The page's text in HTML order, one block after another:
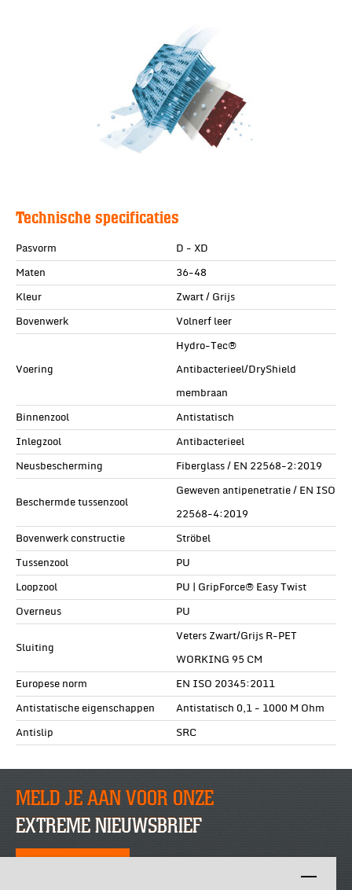
Technische specificaties
Pasvorm
D - XD
Maten
36-48
Kleur
Zwart / Grijs
Bovenwerk
Volnerf leer
Voering
Hydro-Tec®
Antibacterieel/DryShield
membraan
Binnenzool
Antistatisch
Inlegzool
Antibacterieel
Neusbescherming
Fiberglass / EN 22568-2:2019
Beschermde tussenzool
Geweven antipenetratie / EN ISO
22568-4:2019
Bovenwerk constructie
Ströbel
Tussenzool
PU
Loopzool
PU | GripForce® Easy Twist
Overneus
PU
Sluiting
Veters Zwart/Grijs R-PET
WORKING 95 CM
Europese norm
EN ISO 20345:2011
Antistatische eigenschappen
Antistatisch 0,1 - 1000 M Ohm
Antislip
SRC
MELD JE AAN VOOR ONZE
EXTREME NIEUWSBRIEF